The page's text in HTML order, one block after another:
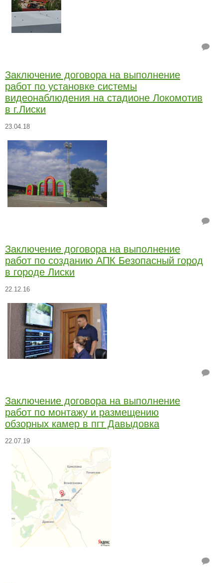
Заключение договора на выполнение
работ по установке системы
видеонаблюдения на стадионе Локомотив
в г.Лиски
23.04.18
Заключение договора на выполнение
работ по созданию АПК Безопасный город
в городе Лиски
22.12.16
Заключение договора на выполнение
работ по монтажу и размещению
обзорных камер в пгт Давыдовка
22.07.19